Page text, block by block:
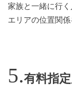
家族と一緒に行
エリアの位置関係
有料指